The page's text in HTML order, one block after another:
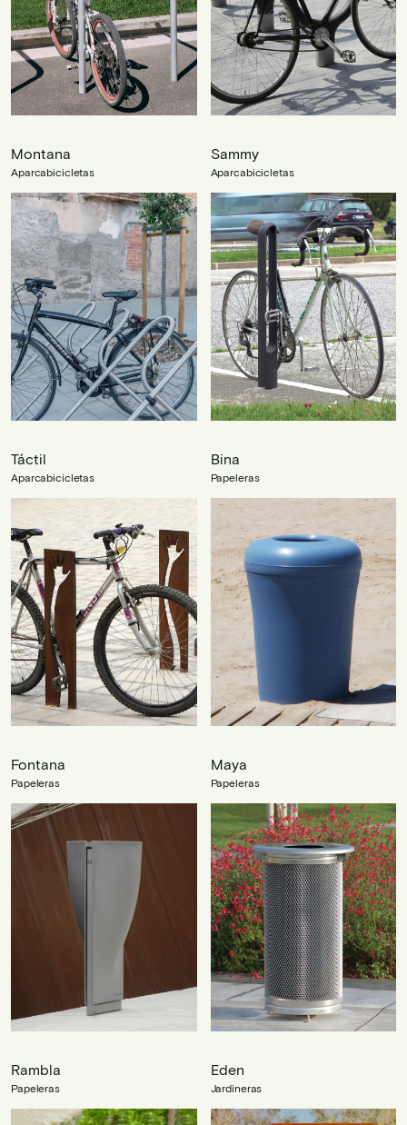
Montana
Aparcabicicletas
Sammy
Aparcabicicletas
Táctil
Aparcabicicletas
Bina
Papeleras
Fontana
Papeleras
Maya
Papeleras
Rambla
Papeleras
Eden
Jardineras